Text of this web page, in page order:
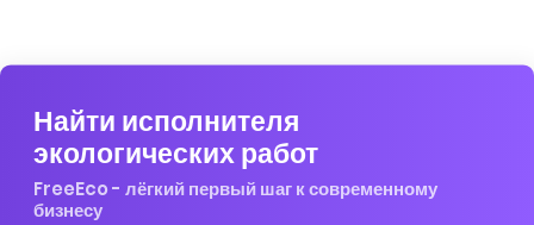
Найти исполнителя
экологических работ
FreeEco - лёгкий первый шаг к современному
бизнесу